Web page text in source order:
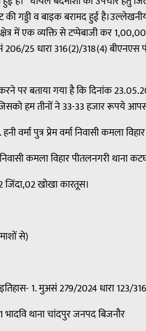
गड्डी व बाइक बरामद हुई
में एक व्यक्ति से टप्पेबाजी कर
25 धारा 316(2)/318(4) बीएनएस
पर बताया गया है कि दिनांक
हम तीनों ने 33-33 हजार रूपये आपस
वर्मा पुत्र प्रेम वर्मा निवासी कमला
कमला विहार पीतलनगरी थाना
जिंदा,02 खोखा कारतूस।
से)
1. मुअसं 279/2024 धारा 123/
थाना चांदपुर जनपद बिजनौर